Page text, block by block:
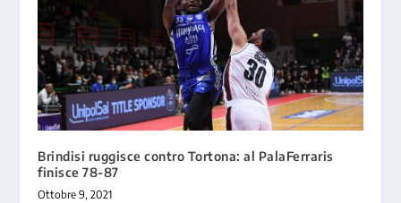
Brindisi ruggisce contro Tortona: al PalaFerraris
finisce 78-87
Ottobre 9, 2021